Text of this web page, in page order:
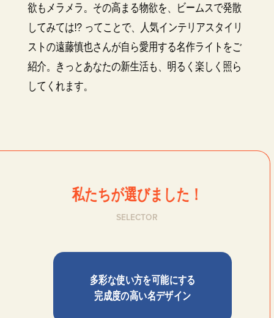
欲もメラメラ。その高まる物欲を、ビームスで発散
してみては!? ってことで、人気インテリアスタイリ
ストの遠藤慎也さんが自ら愛用する名作ライトをご
紹介。きっとあなたの新生活も、明るく楽しく照ら
してくれます。
私たちが選びました！
SELECTOR
多彩な使い方を可能にする
完成度の高い名デザイン
私たちは、〈Ziploc® Ribbon〉
をこう使う！
夏を全力で楽しむために。
森田麻衣子が愛用する今夏アイ